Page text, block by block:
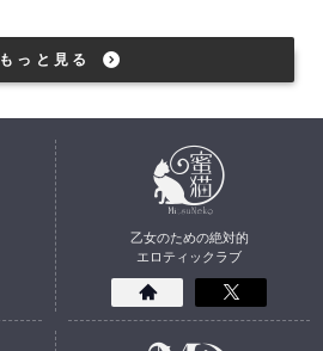
もっと見る
乙女のための絶対的
エロティックラブ